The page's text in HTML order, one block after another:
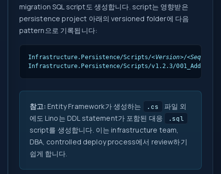
migration SQL script도 생성합니다. script는 영향받은
persistence project 아래의 versioned folder에 다음
pattern으로 기록됩니다:
Infrastructure.Persistence/Scripts/<Version>/
Infrastructure.Persistence/Scripts/v1.2.3/
참고: Entity Framework가 생성하는 .cs
파일 외
에도 Lino는 DDL statement가 포함된 대응
.sql
script를 생성합니다. 이는 infrastructure team,
DBA, controlled deploy process에서 review하기
쉽게 합니다.